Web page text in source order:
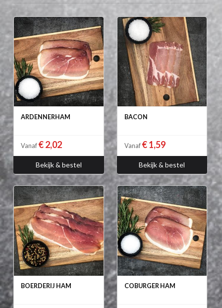
ARDENNERHAM
Vanaf € 2,02
Bekijk & bestel
BACON
Vanaf € 1,59
Bekijk & bestel
BOERDERIJ HAM COBURGER HAM